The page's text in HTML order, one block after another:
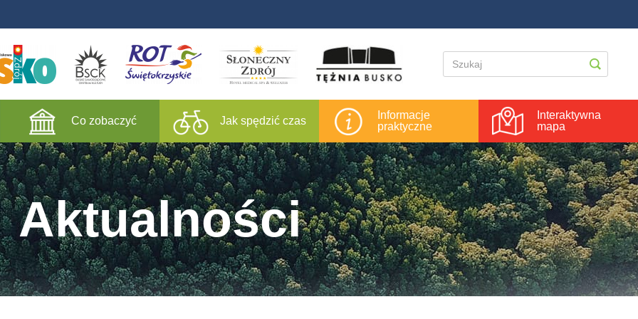
Co zobaczyć Jak spędzić czas
Informacje
praktyczne
Interaktywna
mapa
Aktualności